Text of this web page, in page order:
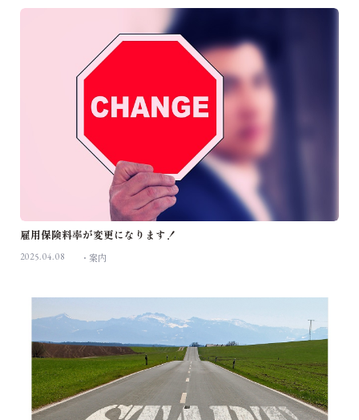
雇用保険料率が変更になります！
2025.04.08 案内